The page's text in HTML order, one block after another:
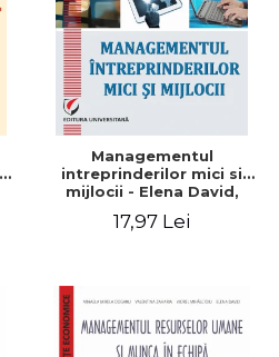
Managementul
intreprinderilor mici si
mijlocii - Elena David,
Roxana Carmen Ionescu,
17,97 Lei